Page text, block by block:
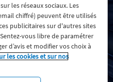
les réseaux sociaux. Les
chiffré) peuvent être utilisés
publicitaires sur d'autres sites
vous libre de paramétrer
d’avis et modifier vos choix à
les cookies et sur nos